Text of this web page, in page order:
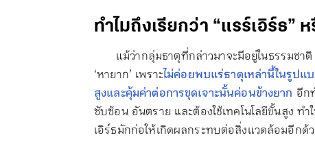
ทำไมถึงเรียกว่า “แรร์เอิร์ธ”
แม้ว่ากลุ่มธาตุที่กล่าวมาจะมีอยู่ในธรรมชา
‘หายาก’ เพราะไม่ค่อยพบแร่ธาตุเหล่านี้ในรูปแ
สูงและคุ้มค่าต่อการขุดเจาะนั้นค่อนข้างยาก อีก
ซับซ้อน อันตราย และต้องใช้เทคโนโลยีขั้นสูง
เอิร์ธมักก่อให้เกิดผลกระทบต่อสิ่งแวดล้อมอีกด้